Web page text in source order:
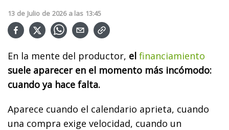
13 de Julio de 2026 a las 13:45
En la mente del productor, el financiamiento
suele aparecer en el momento más incómodo:
cuando ya hace falta.
Aparece cuando el calendario aprieta, cuando
una compra exige velocidad, cuando un